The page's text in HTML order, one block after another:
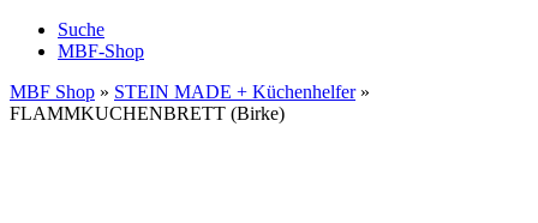
Suche
MBF-Shop
MBF Shop » STEIN MADE + Küchenhelfer»
FLAMMKUCHENBRETT (Birke)